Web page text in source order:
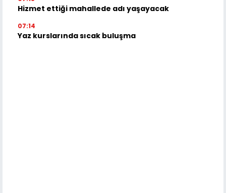
Hizmet ettiği mahallede adı yaşayacak
07:14
Yaz kurslarında sıcak buluşma